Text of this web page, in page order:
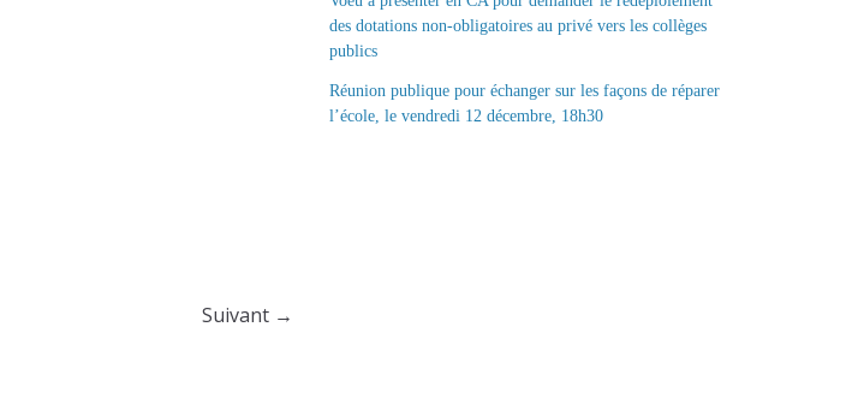
Suivant →
des dotations non-obligatoires au privé vers les collèges
publics
Réunion publique pour échanger sur les façons de réparer
l’école, le vendredi 12 décembre, 18h30